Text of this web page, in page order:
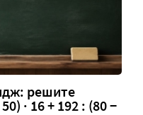
решите
· 16 + 192 : (80 −